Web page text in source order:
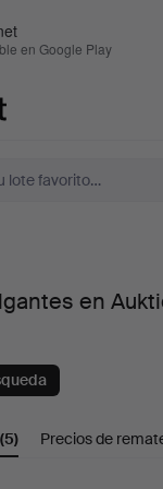
en Google Play
en
(5) Precios de